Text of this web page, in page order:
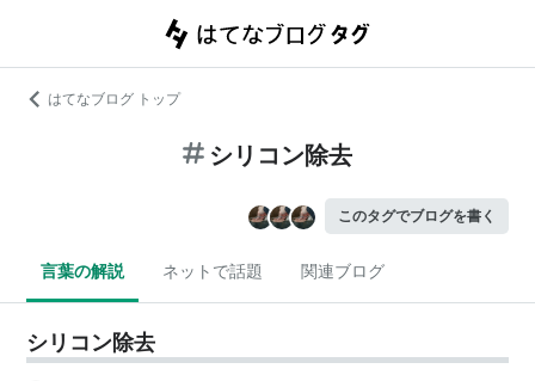
はてなブログ トップ
シリコン除去
このタグでブログを書く
言葉の解説 ネットで話題 関連ブログ
シリコン除去